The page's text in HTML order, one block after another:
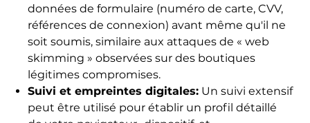
données de formulaire (numéro de carte, CVV,
références de connexion) avant même qu'il ne
soit soumis, similaire aux attaques de « web
skimming » observées sur des boutiques
légitimes compromises.
Suivi et empreintes digitales:Un suivi extensif
peut être utilisé pour établir un profil détaillé